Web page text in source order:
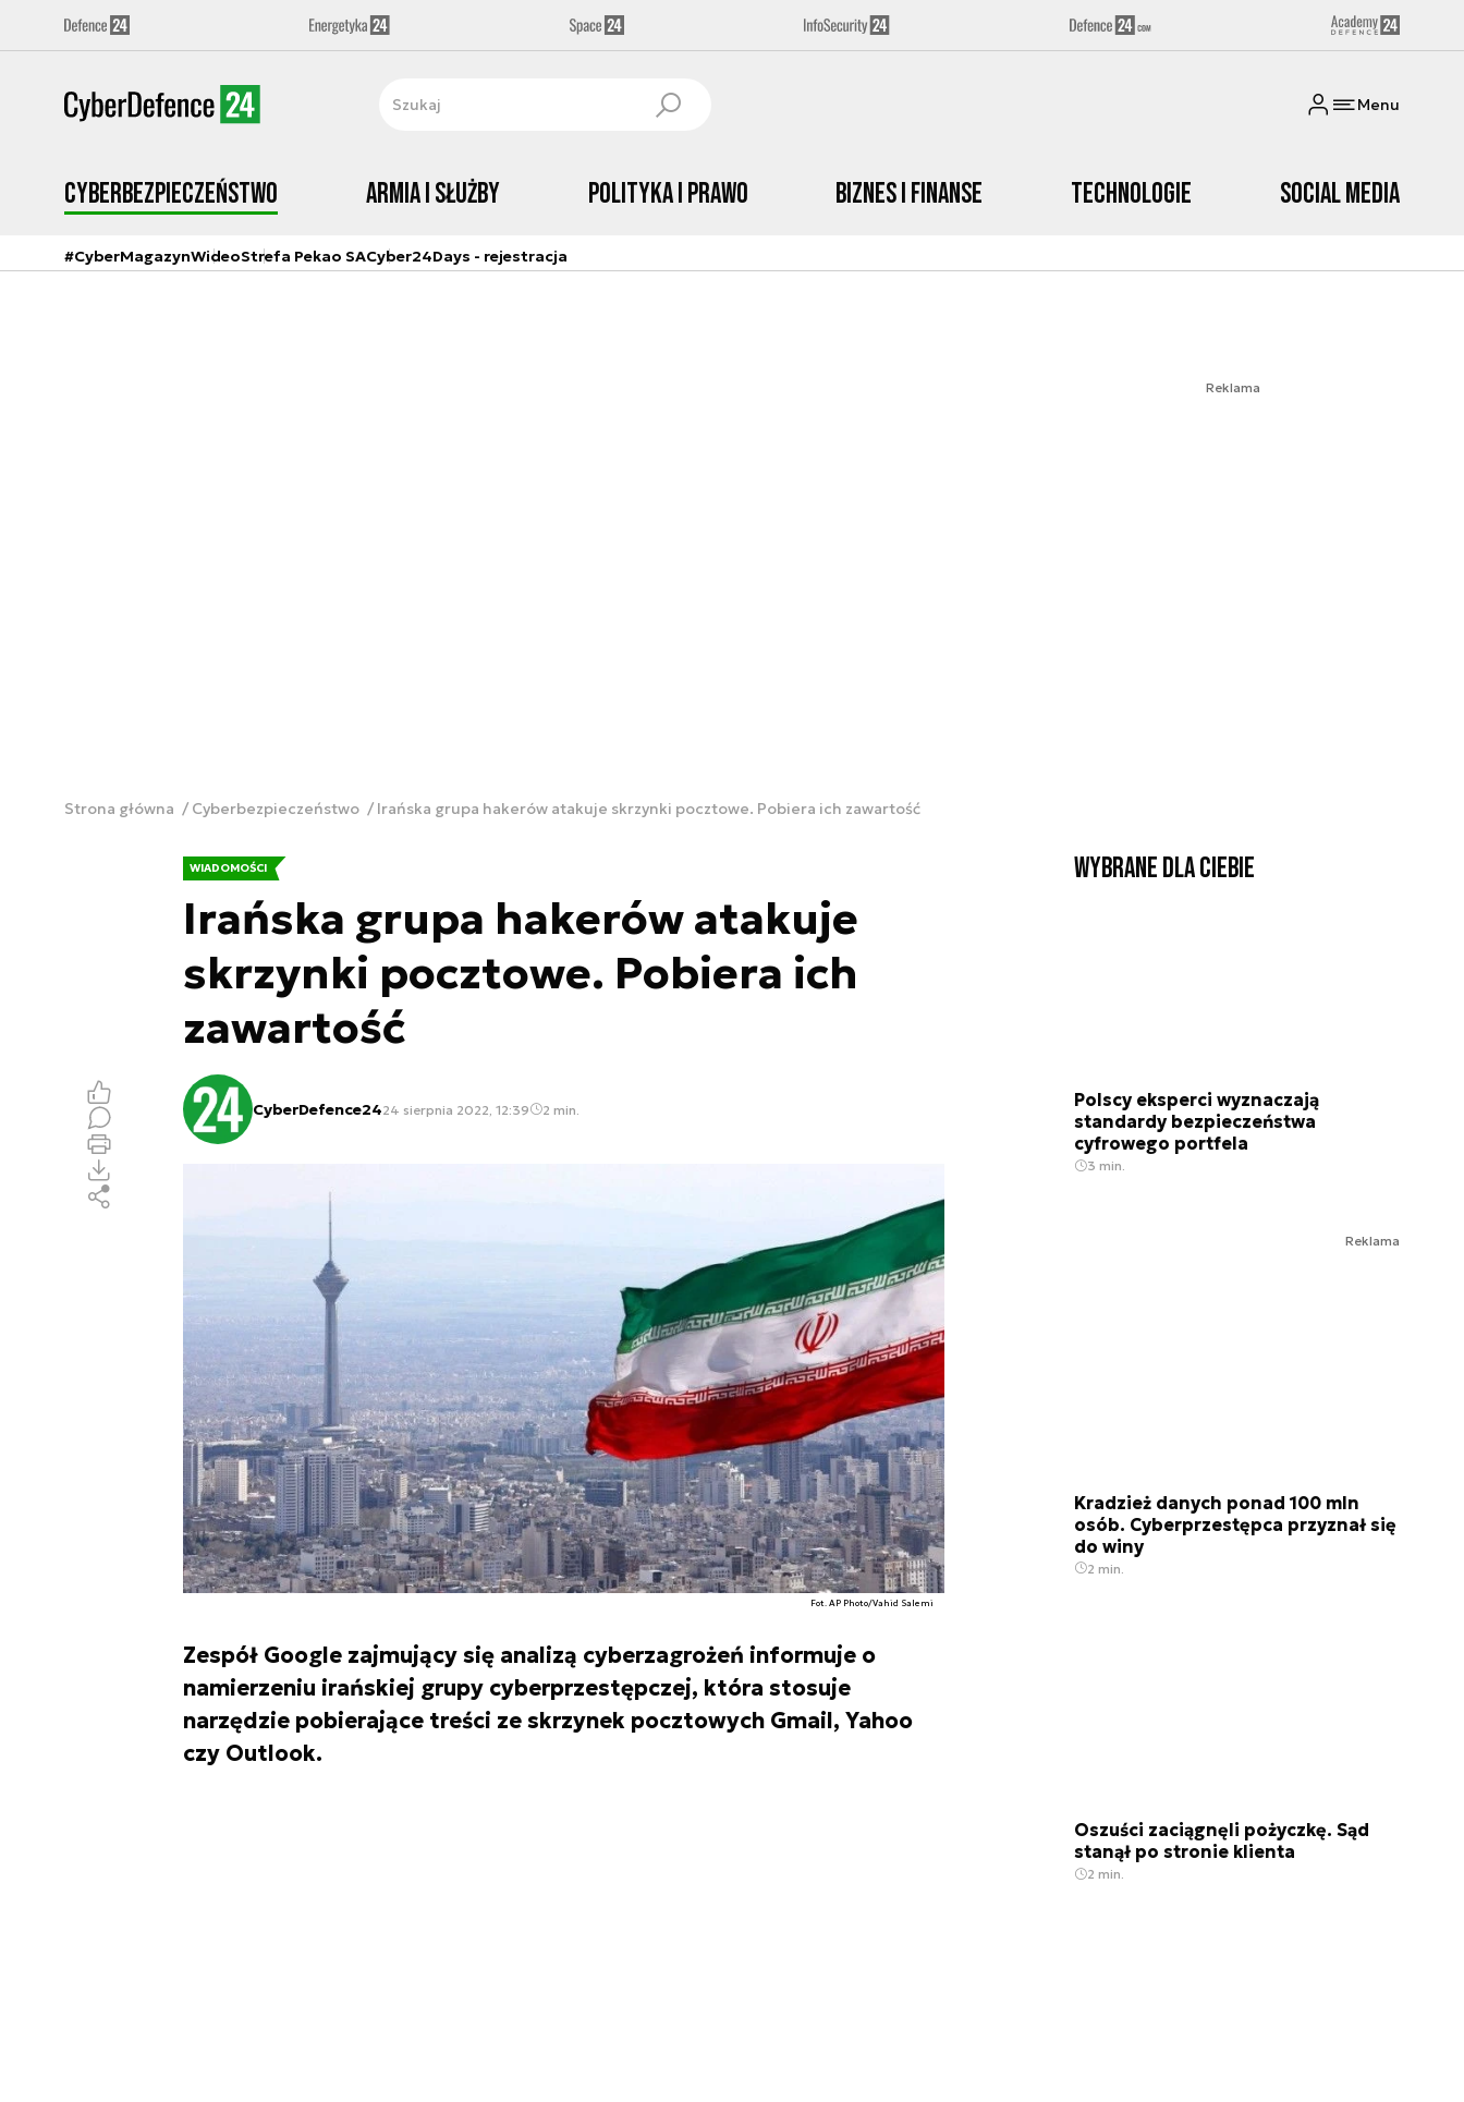
Menu
Cyberbezpieczeństwo Armia i Służby Polityka i prawo Biznes i Finanse Technologie Social media
#CyberMagazynWideoStrefa Pekao SACyber24Days - rejestracja
Reklama
Strona główna Cyberbezpieczeństwo Irańska grupa hakerów atakuje skrzynki pocztowe. Pobiera ich zawartość
WIADOMOŚCI
Irańska grupa hakerów atakuje
skrzynki pocztowe. Pobiera ich
zawartość
CyberDefence2424 sierpnia 2022, 12:39 2 min.
Fot. AP Photo/Vahid Salemi
Zespół Google zajmujący się analizą cyberzagrożeń informuje o
namierzeniu irańskiej grupy cyberprzestępczej, która stosuje
narzędzie pobierające treści ze skrzynek pocztowych Gmail, Yahoo
czy Outlook.
Wybrane dla Ciebie
Polscy eksperci wyznaczają
standardy bezpieczeństwa
cyfrowego portfela
3 min.
Reklama
Kradzież danych ponad 100 mln
osób. Cyberprzestępca przyznał się
do winy
2 min.
Oszuści zaciągnęli pożyczkę. Sąd
stanął po stronie klienta
2 min.